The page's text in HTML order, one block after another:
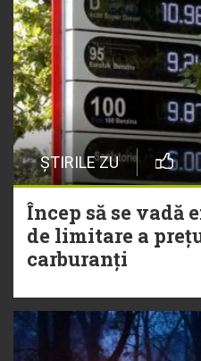
ȘTIRILE ZU
Încep să se vadă
de limitare a
carburanți